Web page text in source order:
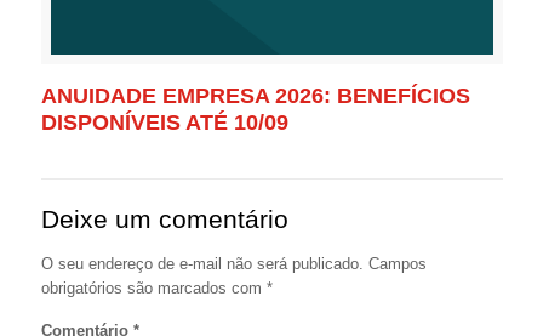
ANUIDADE EMPRESA 2026: BENEFÍCIOS
DISPONÍVEIS ATÉ 10/09
Deixe um comentário
O seu endereço de e-mail não será publicado. Campos
obrigatórios são marcados com *
Comentário *